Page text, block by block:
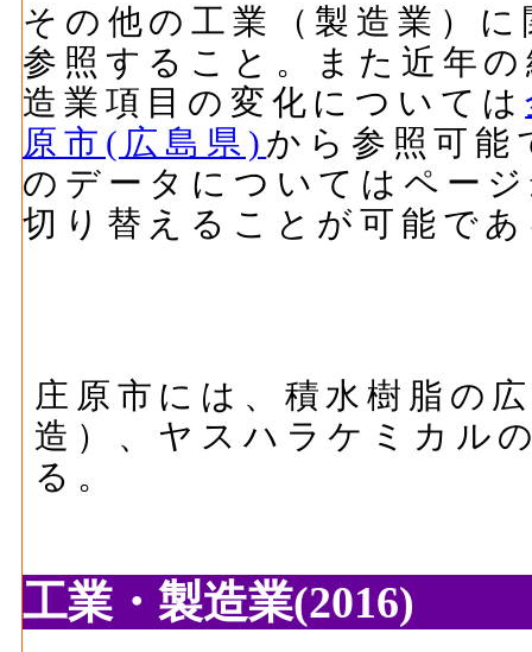
その他の工業（製造業）
参照すること。また近年
造業項目の変化については
原市(広島県) から参照可能
のデータについてはペー
切り替えることが可能で
庄原市には、積水樹脂の
造）、ヤスハラケミカル
る。
工業・製造業(2016)